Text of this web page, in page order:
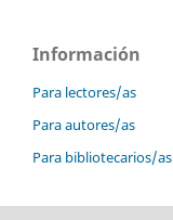
Información
Para lectores/as
Para autores/as
Para bibliotecarios/as